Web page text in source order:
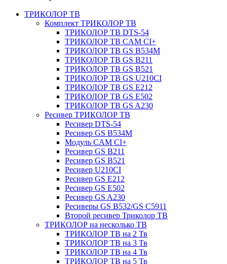
ТРИКОЛОР ТВ
Комплект ТРИКОЛОР ТВ
ТРИКОЛОР ТВ DTS-54
ТРИКОЛОР ТВ CAM CI+
ТРИКОЛОР ТВ GS B534M
ТРИКОЛОР ТВ GS B211
ТРИКОЛОР ТВ GS B521
ТРИКОЛОР ТВ GS U210CI
ТРИКОЛОР ТВ GS E212
ТРИКОЛОР ТВ GS E502
ТРИКОЛОР ТВ GS A230
Ресивер ТРИКОЛОР ТВ
Ресивер DTS-54
Ресивер GS B534M
Модуль CAM CI+
Ресивер GS B211
Ресивер GS B521
Ресивер U210CI
Ресивер GS E212
Ресивер GS E502
Ресивер GS A230
Ресиверы GS B532/GS C5911
Второй ресивер Триколор ТВ
ТРИКОЛОР на несколько ТВ
ТРИКОЛОР ТВ на 2 Тв
ТРИКОЛОР ТВ на 3 Тв
ТРИКОЛОР ТВ на 4 Тв
ТРИКОЛОР ТВ на 5 Тв